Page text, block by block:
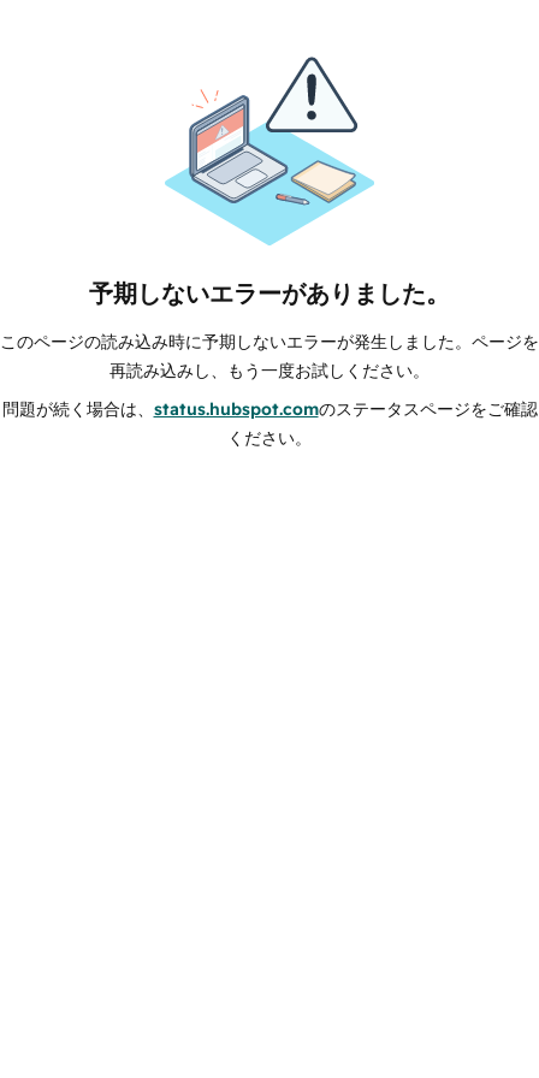
予期しないエラーがありました。
このページの読み込み時に予期しないエラーが発生しました。ページを
再読み込みし、もう一度お試しください。
問題が続く場合は、 status.hubspot.comのステータスページをご確認
ください。